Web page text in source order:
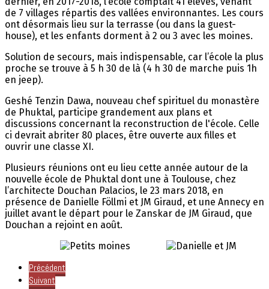
de 7 villages répartis des vallées environnantes. Les cours
ont désormais lieu sur la terrasse (ou dans la guest-
house), et les enfants dorment à 2 ou 3 avec les moines.
Solution de secours, mais indispensable, car l’école la plus
proche se trouve à 5 h 30 de là (4 h 30 de marche puis 1h
en jeep).
Geshé Tenzin Dawa, nouveau chef spirituel du monastère
de Phuktal, participe grandement aux plans et
discussions concernant la reconstruction de l'école. Celle
ci devrait abriter 80 places, être ouverte aux filles et
ouvrir une classe XI.
Plusieurs réunions ont eu lieu cette année autour de la
nouvelle école de Phuktal dont une à Toulouse, chez
l’architecte Douchan Palacios, le 23 mars 2018, en
présence de Danielle Föllmi et JM Giraud, et une Annecy en
juillet avant le départ pour le Zanskar de JM Giraud, que
Douchan a rejoint en août.
Précédent
Suivant